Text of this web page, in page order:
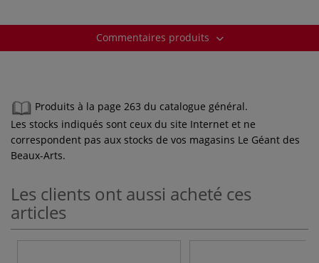
Commentaires produits
Produits à la page 263 du catalogue général.
Les stocks indiqués sont ceux du site Internet et ne
correspondent pas aux stocks de vos magasins Le Géant des
Beaux-Arts.
Les clients ont aussi acheté ces
articles